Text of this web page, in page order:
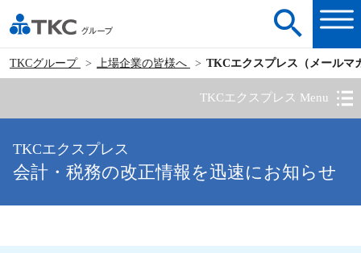
TKCグループ 上場企業の皆様へ TKCエクスプレス（メールマ
TKCエクスプレス Menu
TKCエクスプレス
会計・税務の改正情報を迅速にお知らせ